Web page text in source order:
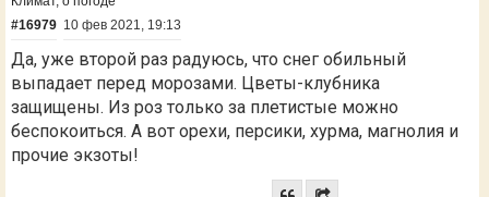
#16979 10 фев 2021, 19:13
Да, уже второй раз радуюсь, что снег обильный
выпадает перед морозами. Цветы-клубника
защищены. Из роз только за плетистые можно
беспокоиться. А вот орехи, персики, хурма, магнолия и
прочие экзоты!